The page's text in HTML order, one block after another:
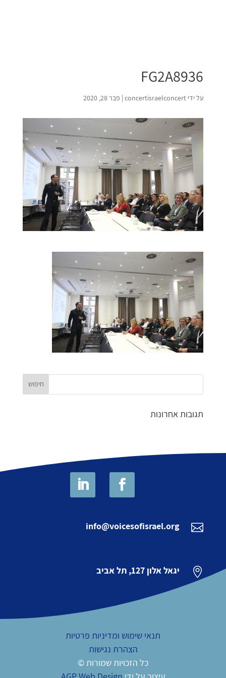
FG2A8936
על ידי concertisraelconcert
| פבר 28, 2020
תגובות אחרונות

info@voicesofisrael.org
 יגאל אלון 127, תל אביב
תנאי שימוש ומדיניות פרטיות
הצהרת נגישות
כל הזכויות שמורות ©